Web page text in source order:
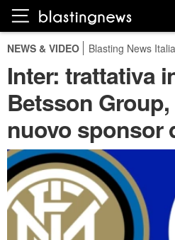
NEWS & VIDEO Blasting News Italia
Inter: trattativa
Betsson
nuovo sponsor